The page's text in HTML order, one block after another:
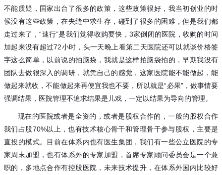
不能质疑，国家出台了很多的政策，这些政策很好，我当初创业的时
候没有这些政策，在夹缝中求生存，碰到了很多的困难，但是我们都
走过来了，“速行”是我们觉得收购要快，3家倒闭的医院，收购的时间
加起来没有超过72小时，头一天晚上看第二天医院还可以就谈价格签
字这么简单，以前说的拍脑袋，我就是这样拍脑袋拍的，早期我没有
团队去做很深入的调研，就凭自己的感觉，这家医院能不能做起，能
做起来就收，不能做起来再便宜我也不要，所以就是“必果”，做事情要
强调结果，医院管理不追求结果是儿戏，一定以结果为导向的管理。
现在的医院或者是全资的，或者是股权合作的，一般的股权合作
我们占股70%以上，也有技术核心骨干和管理骨干参与股权，主要是
直投的模式。目前在体系内也有医生集团，我们有一些公立医院的专
家周末加盟，也有体系外的专家加盟，首席专家顾问委员会是一个兼
职的，多地点合作有控股医院，未来技术提升，在体系外国内比较好